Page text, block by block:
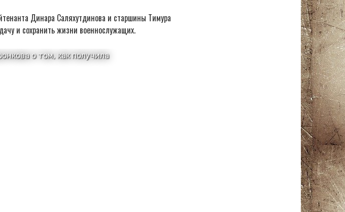
Динара Саляхутдинова и старшины Тимура
и сохранить жизни военнослужащих.